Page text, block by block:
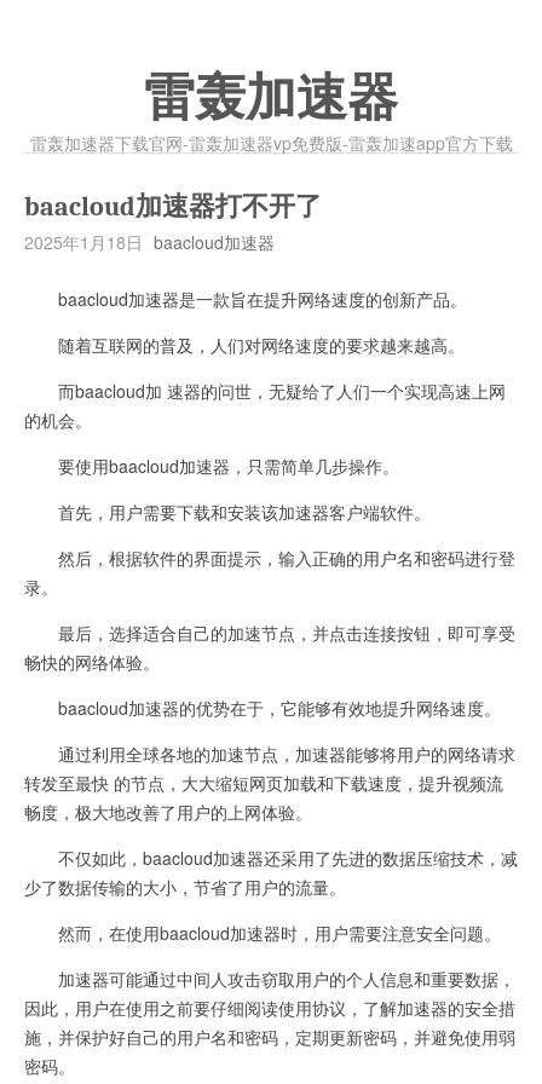
雷轰加速器
雷轰加速器下载官网-雷轰加速器vp免费版-雷轰加速app官方下载
baacloud加速器打不开了
2025年1月18日 baacloud加速器
baacloud加速器是一款旨在提升网络速度的创新产品。
随着互联网的普及，人们对网络速度的要求越来越高。
而baacloud加 速器的问世，无疑给了人们一个实现高速上网
的机会。
要使用baacloud加速器，只需简单几步操作。
首先，用户需要下载和安装该加速器客户端软件。
然后，根据软件的界面提示，输入正确的用户名和密码进行登
录。
最后，选择适合自己的加速节点，并点击连接按钮，即可享受
畅快的网络体验。
baacloud加速器的优势在于，它能够有效地提升网络速度。
通过利用全球各地的加速节点，加速器能够将用户的网络请求
转发至最快 的节点，大大缩短网页加载和下载速度，提升视频流
畅度，极大地改善了用户的上网体验。
不仅如此，baacloud加速器还采用了先进的数据压缩技术，减
少了数据传输的大小，节省了用户的流量。
然而，在使用baacloud加速器时，用户需要注意安全问题。
加速器可能通过中间人攻击窃取用户的个人信息和重要数据，
因此，用户在使用之前要仔细阅读使用协议，了解加速器的安全措
施，并保护好自己的用户名和密码，定期更新密码，并避免使用弱
密码。